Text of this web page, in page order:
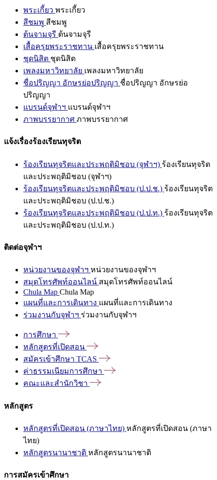
พระเกี้ยว พระเกี้ยว
สีชมพู สีชมพู
ต้นจามจุรี ต้นจามจุรี
เสื้อครุยพระราชทาน เสื้อครุยพระราชทาน
ชุดนิสิต ชุดนิสิต
เพลงมหาวิทยาลัย เพลงมหาวิทยาลัย
ชื่อปริญญา อักษรย่อปริญญา ชื่อปริญญา อักษรย่อ
ปริญญา
แบรนด์จุฬาฯ แบรนด์จุฬาฯ
ภาพบรรยากาศ ภาพบรรยากาศ
แจ้งเรื่องร้องเรียนทุจริต
ร้องเรียนทุจริตและประพฤติมิชอบ (จุฬาฯ) ร้องเรียนทุจริต
และประพฤติมิชอบ (จุฬาฯ)
ร้องเรียนทุจริตและประพฤติมิชอบ (ป.ป.ช.) ร้องเรียนทุจริต
และประพฤติมิชอบ (ป.ป.ช.)
ร้องเรียนทุจริตและประพฤติมิชอบ (ป.ป.ท.) ร้องเรียนทุจริต
และประพฤติมิชอบ (ป.ป.ท.)
ติดต่อจุฬาฯ
หน่วยงานของจุฬาฯ หน่วยงานของจุฬาฯ
สมุดโทรศัพท์ออนไลน์ สมุดโทรศัพท์ออนไลน์
Chula Map Chula Map
แผนที่และการเดินทาง แผนที่และการเดินทาง
ร่วมงานกับจุฬาฯ ร่วมงานกับจุฬาฯ
การศึกษา
หลักสูตรที่เปิดสอน
สมัครเข้าศึกษา TCAS
ค่าธรรมเนียมการศึกษา
คณะและสำนักวิชา
หลักสูตร
หลักสูตรที่เปิดสอน (ภาษาไทย) หลักสูตรที่เปิดสอน (ภาษา
ไทย)
หลักสูตรนานาชาติ หลักสูตรนานาชาติ
การสมัครเข้าศึกษา